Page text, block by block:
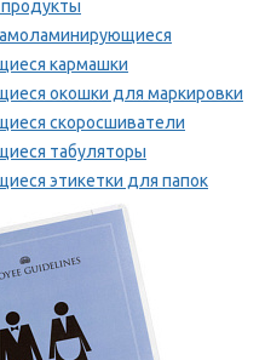
кармашки
окошки для маркировки
скоросшиватели
табуляторы
этикетки для папок
маркировки